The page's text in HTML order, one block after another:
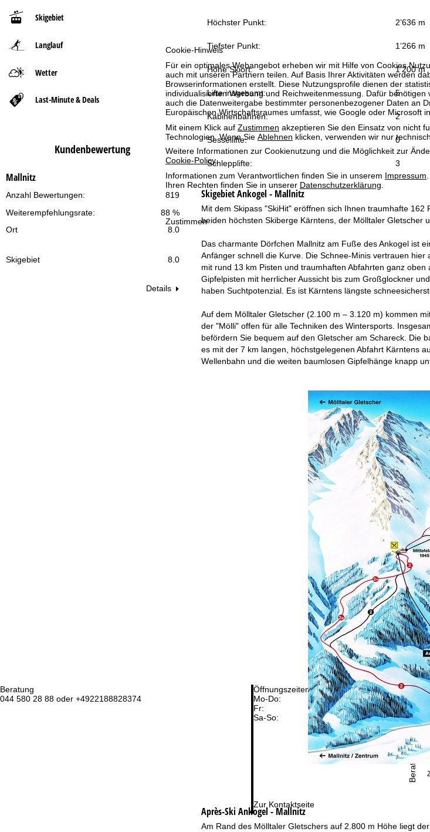
Cookie-Hinweis
Für ein optimales Webangebot erheben wir mit Hilfe von Cookies
auch mit unseren Partnern teilen. Auf Basis Ihrer Aktivitäten werden
Browserinformationen erstellt. Diese Nutzungsprofile dienen der
individualisierten Werbung und Reichweitenmessung. Dafür
auch die Datenweitergabe bestimmter personenbezogener Daten an
Europäischen Wirtschaftsraumes umfasst, wie Google oder Microsoft
Mit einem Klick auf Zustimmen akzeptieren Sie den Einsatz von nicht
Technologien. Wenn Sie Ablehnen klicken, verwenden wir nur
Weitere Informationen zur Cookienutzung und die Möglichkeit zur
Cookie-Policy.
Informationen zum Verantwortlichen finden Sie in unserem Impressum
Ihren Rechten finden Sie in unserer Datenschutzerklärung
Zustimmen
Beratung
044 580 28 88 oder +4922188828374
Öffnungszeiten
Mo-Do:
09:00-17:00 Uhr
Fr:
09:00-15:00 Uhr
Sa-So:
geschlossen
Zur Kontaktseite
Beratung
Skigebiet
Langlauf
Wetter
Last-Minute & Deals
Kundenbewertung
Mallnitz
819
Anzahl Bewertungen:
88 %
Weiterempfehlungsrate:
Ort
8.0
Skigebiet 8.0
Details
t
s
e
i
t
e
Höchster Punkt: 2’636 m
Tiefster Punkt: 1’266 m
Höhe Skiort: 1’200 m
Lifte insgesamt: 5
Kabinenbahnen: 2
Sessellifte: 0
Schlepplifte: 3
SkigebietAnkogel - Mallnitz
Mit dem Skipass "SkiHit" eröffnen sich Ihnen traumhafte
beiden höchsten Skiberge Kärntens, der Mölltaler Gletscher
Das charmante Dörfchen Mallnitz am Fuße des Ankogel ist
Anfänger schnell die Kurve. Die Schnee-Minis vertrauen
mit rund 13 km Pisten und traumhaften Abfahrten ganz
Gipfelpisten mit herrlicher Aussicht bis zum Großglockner
haben Suchtpotenzial. Es ist Kärntens längste
Auf dem Mölltaler Gletscher (2.100 m – 3.120 m) kommen
der "Mölli" offen für alle Techniken des Wintersports.
befördern Sie bequem auf den Gletscher am Schareck. Die
es mit der 7 km langen, höchstgelegenen Abfahrt Kärntens
Wellenbahn und die weiten baumlosen Gipfelhänge knapp
Après-Ski Ankogel - Mallnitz
Am Rand des Mölltaler Gletschers auf 2.800 m Höhe liegt